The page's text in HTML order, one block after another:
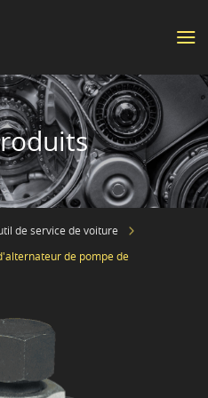
de service de voiture
de pompe de